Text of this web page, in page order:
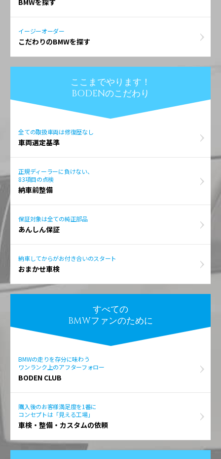
BMWを探す
イージーオーダー
こだわりのBMWを探す
ここまでやります！
BODENのこだわり
全ての取扱車両は修復歴なし
車両選定基準
正規ディーラーに負けない、
83項目の点検
納車前整備
保証対象は全ての純正部品
あんしん保証
納車してからがお付き合いのスタート
おまかせ車検
すべての
BMWファンのために
BMWの走りを存分に味わう
ワンランク上のアフターフォロー
BODEN CLUB
購入後のお客様満足度を1番に
コンセプトは「見える工場」
車検・整備・カスタムの依頼